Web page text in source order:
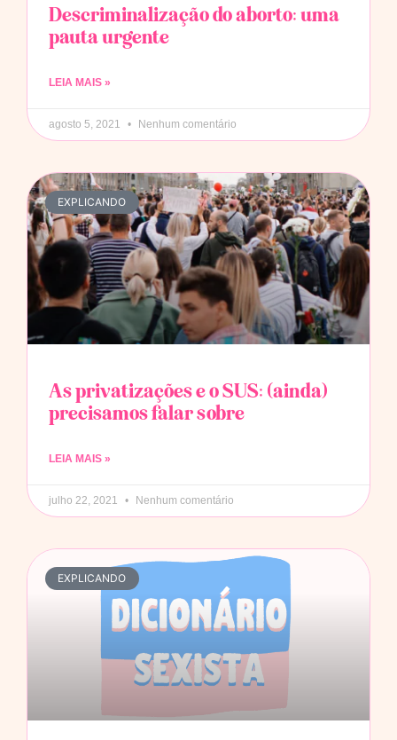
Descriminalização do aborto: uma
pauta urgente
LEIA MAIS »
agosto 5, 2021 Nenhum comentário
EXPLICANDO
As privatizações e o SUS: (ainda)
precisamos falar sobre
LEIA MAIS »
julho 22, 2021 Nenhum comentário
EXPLICANDO